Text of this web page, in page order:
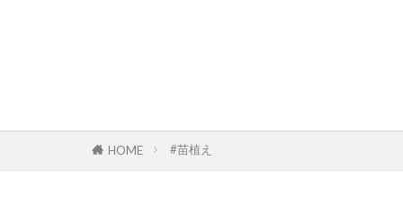
HOME #苗植え